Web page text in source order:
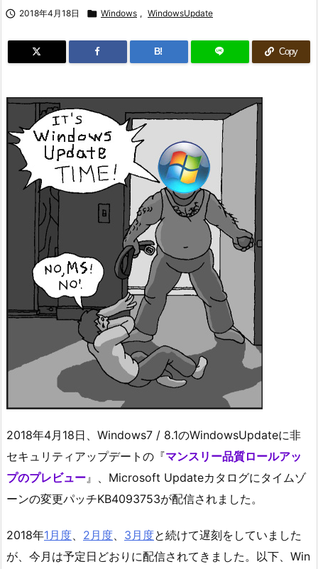
 2018年4月18日  Windows , WindowsUpdate
B! Copy
2018年4月18日、Windows7 / 8.1のWindowsUpdateに非
セキュリティアップデートの『マンスリー品質ロールアッ
プのプレビュー 』、Microsoft Updateカタログにタイムゾ
ーンの変更パッチKB4093753が配信されました。
2018年1月度 2月度 3月度と続けて遅刻をしていました
が、今月は予定日どおりに配信されてきました。以下、Win